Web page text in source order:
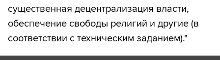
существенная децентрализация власти,
обеспечение свободы религий и другие (в
соответствии с техническим заданием)."